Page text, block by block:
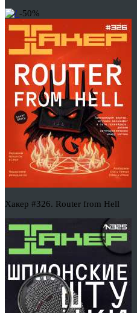
-50%
Хакер #326. Router from Hell